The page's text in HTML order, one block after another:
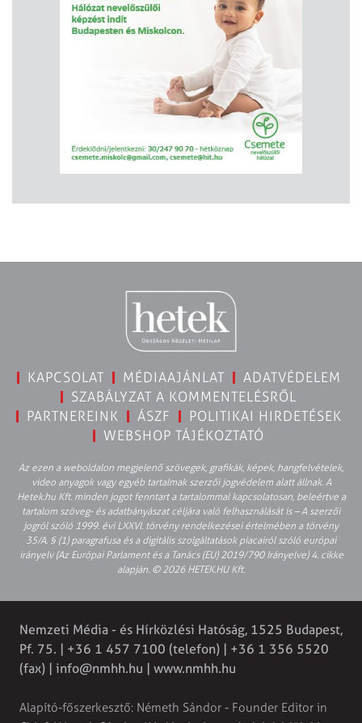
KAPCSOLAT MÉDIAAJÁNLAT
ADATVÉDELEM
SZABÁLYZAT A KOMMENTELÉSRŐL
PARTNEREINK
ÁSZF
POLITIKAI HIRDETÉSEK
WEBSHOP TÁJÉKOZTATÓ
Az ezen a weboldalon megjelenő szövegek, grafikák, képek, hangfelvételek,
video anyagok vagy egyéb tartalmak szerzői jogvédelem alatt állnak. A
Hetek.hu Kft. minden jogot fenntart a tartalommal kapcsolatosan, beleértve a
tartalom szöveg- és adatbányászat céljára való felhasználását is – A szerzői
jogról szóló 1999. évi LXXVI. törvény rendelkezései értelmében a törvény
35/A. § (1) paragrafusa és a digitális szolgáltatások piacairól szóló európai
irányelv (Az Európai Parlament és a Tanács (EU) 2019/790 Irányelve) 4. cikke
alapján. © 2026 HETEK.HU Kft.
Nemzeti Média - és Hírközlési Hatóság, 1525 Budapest,
Pf. 75. | +36 1 457 7100 (telefon) | +36 1 356 5520
(fax) | info@nmhh.hu | www.nmhh.hu
Alapító-főszerkesztő: Németh Sándor - Founder Editor in